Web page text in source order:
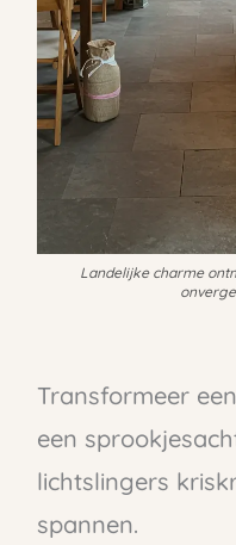
Landelijke charme
Transformeer
een
lichtslingers
spannen.